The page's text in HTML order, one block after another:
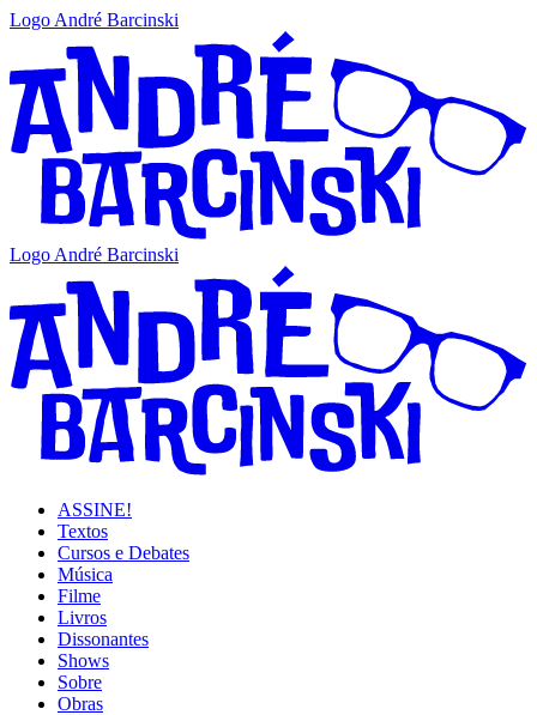
Logo André Barcinski
Logo André Barcinski
ASSINE!
Textos
Cursos e Debates
Música
Filme
Livros
Dissonantes
Shows
Sobre
Obras